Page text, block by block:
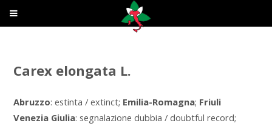
Carex elongata L.
Abruzzo: estinta / extinct; Emilia-Romagna; Friuli
Venezia Giulia: segnalazione dubbia / doubtful record;